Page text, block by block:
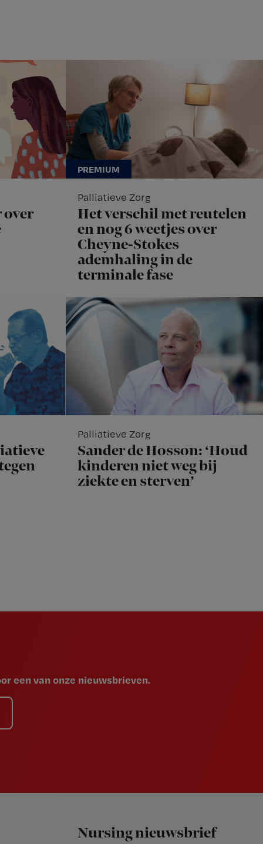
over
Palliatieve Zorg
Het verschil met reutelen
en nog 6 weetjes over
Cheyne-Stokes
ademhaling in de
terminale fase
Palliatieve Zorg
Sander de Hosson: ‘Houd
kinderen niet weg bij
ziekte en sterven’
een van onze nieuwsbrieven.
Nursing nieuwsbrief